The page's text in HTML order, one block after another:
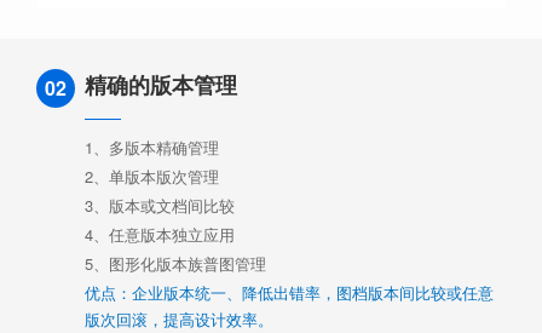
02 精确的版本管理
1、多版本精确管理
2、单版本版次管理
3、版本或文档间比较
4、任意版本独立应用
5、图形化版本族普图管理
优点：企业版本统一、降低出错率，图档版本间比较或任意
版次回滚，提高设计效率。